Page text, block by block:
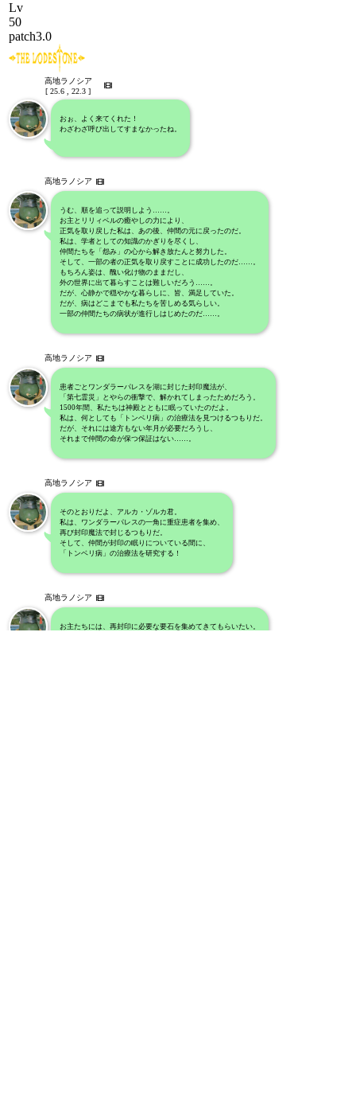
Lv
50
patch3.0
高地ラノシア
[ 25.6 , 22.3 ]
おぉ、よく来てくれた！
わざわざ呼び出してすまなかったね。
高地ラノシア
うむ、順を追って説明しよう……。
お主とリリィベルの癒やしの力により、
正気を取り戻した私は、あの後、仲間の元に戻ったのだ。
私は、学者としての知識のかぎりを尽くし、
仲間たちを「怨み」の心から解き放たんと努力した。
そして、一部の者の正気を取り戻すことに成功したのだ……。
もちろん姿は、醜い化け物のままだし、
外の世界に出て暮らすことは難しいだろう……。
だが、心静かで穏やかな暮らしに、皆、満足していた。
だが、病はどこまでも私たちを苦しめる気らしい。
一部の仲間たちの病状が進行しはじめたのだ……。
高地ラノシア
患者ごとワンダラーパレスを湖に封じた封印魔法が、
「第七霊災」とやらの衝撃で、解かれてしまったためだろう。
1500年間、私たちは神殿とともに眠っていたのだよ。
私は、何としても「トンベリ病」の治療法を見つけるつもりだ。
だが、それには途方もない年月が必要だろうし、
それまで仲間の命が保つ保証はない……。
高地ラノシア
そのとおりだよ、アルカ・ゾルカ君。
私は、ワンダラーパレスの一角に重症患者を集め、
再び封印魔法で封じるつもりだ。
そして、仲間が封印の眠りについている間に、
「トンベリ病」の治療法を研究する！
高地ラノシア
お主たちには、再封印に必要な要石を集めてきてもらいたい。